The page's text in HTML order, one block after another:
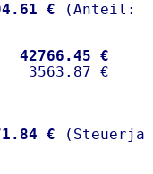
€
42766.45 €
€